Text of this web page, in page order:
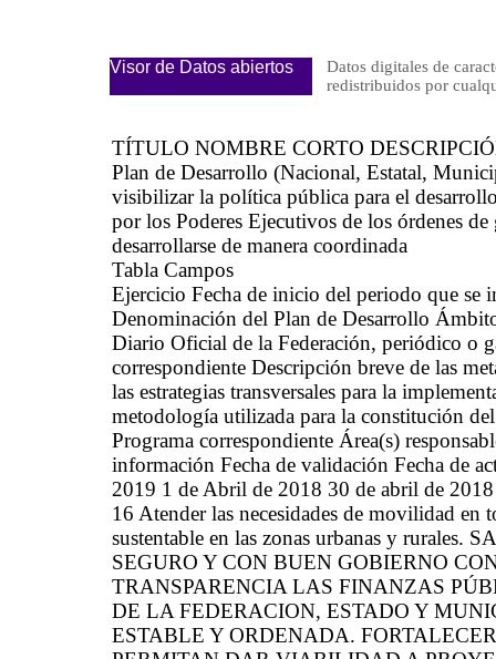
Visor de Datos abiertos
Datos digitales de
redistribuidos por
TÍTULO NOMBRE CORTO
Plan de Desarrollo (Nacional, Estatal,
visibilizar la política pública para el
por los Poderes Ejecutivos de los órdenes
desarrollarse de manera coordinada
Tabla Campos
Ejercicio Fecha de inicio del periodo que se
Denominación del Plan de Desarrollo
Diario Oficial de la Federación, periódico o
correspondiente Descripción breve de las
las estrategias transversales para la
metodología utilizada para la constitución
Programa correspondiente Área(s)
información Fecha de validación Fecha de
2019 1 de Abril de 2018 30 de abril de
16 Atender las necesidades de movilidad
sustentable en las zonas urbanas y
SEGURO Y CON BUEN GOBIERNO
TRANSPARENCIA LAS FINANZAS
DE LA FEDERACION, ESTADO Y
ESTABLE Y ORDENADA.